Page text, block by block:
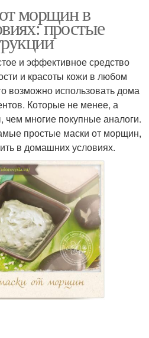
морщин в
простые
и эффективное средство
и красоты кожи в любом
возможно использовать дома
Которые не менее, а
многие покупные аналоги.
простые маски от морщин,
в домашних условиях.